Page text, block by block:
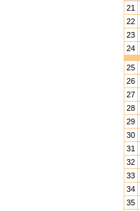
21
22
23
24
25
26
27
28
29
30
31
32
33
34
35